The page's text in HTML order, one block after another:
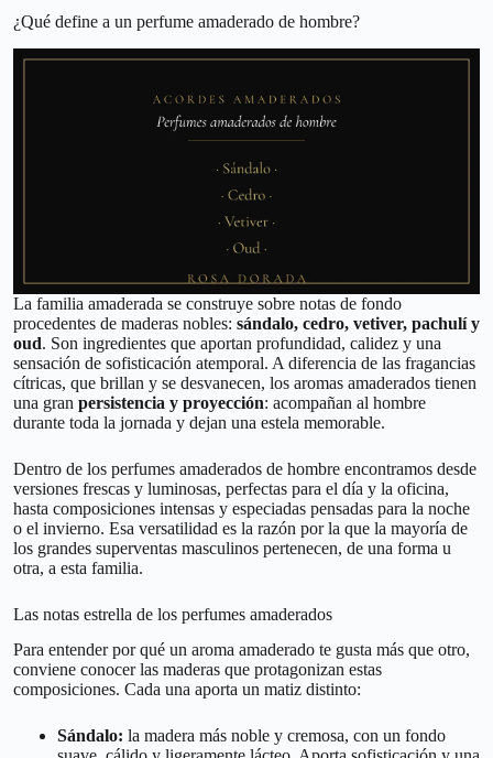
¿Qué define a un perfume amaderado de hombre?
La familia amaderada se construye sobre notas de fondo
procedentes de maderas nobles: sándalo, cedro, vetiver, pachulí y
oud. Son ingredientes que aportan profundidad, calidez y una
sensación de sofisticación atemporal. A diferencia de las fragancias
cítricas, que brillan y se desvanecen, los aromas amaderados tienen
una gran persistencia y proyección: acompañan al hombre
durante toda la jornada y dejan una estela memorable.
Dentro de los perfumes amaderados de hombre encontramos desde
versiones frescas y luminosas, perfectas para el día y la oficina,
hasta composiciones intensas y especiadas pensadas para la noche
o el invierno. Esa versatilidad es la razón por la que la mayoría de
los grandes superventas masculinos pertenecen, de una forma u
otra, a esta familia.
Las notas estrella de los perfumes amaderados
Para entender por qué un aroma amaderado te gusta más que otro,
conviene conocer las maderas que protagonizan estas
composiciones. Cada una aporta un matiz distinto:
Sándalo: la madera más noble y cremosa, con un fondo